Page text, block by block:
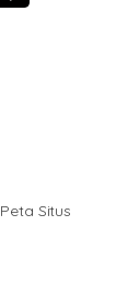
Peta Situs